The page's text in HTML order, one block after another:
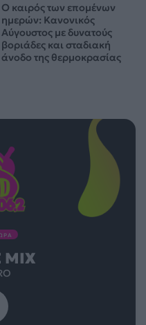
Ο καιρός των επομένων
ημερών: Κανονικός
Αύγουστος με δυνατούς
βοριάδες και σταδιακή
άνοδο της θερμοκρασίας
MIX